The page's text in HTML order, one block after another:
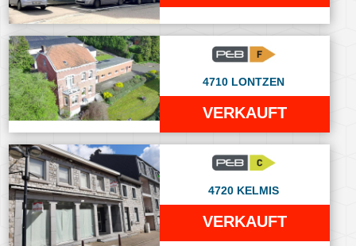
4710 LONTZEN
VERKAUFT
4720 KELMIS
VERKAUFT